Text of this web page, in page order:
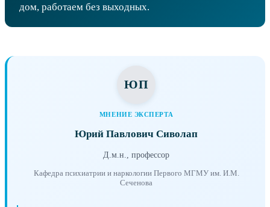
дом, работаем без выходных.
ЮП
МНЕНИЕ ЭКСПЕРТА
Юрий Павлович Сиволап
Д.м.н., профессор
Кафедра психиатрии и наркологии Первого МГМУ им. И.М.
Сеченова